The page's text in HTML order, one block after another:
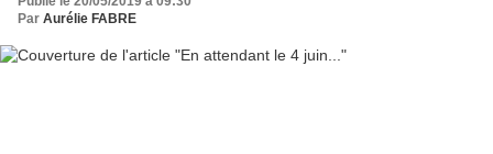
Par Aurélie FABRE